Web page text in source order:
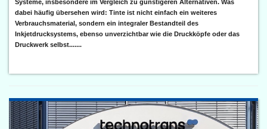
Systeme, insbesondere im Vergleich zu günstigeren Alternativen. Was
dabei häufig übersehen wird: Tinte ist nicht einfach ein weiteres
Verbrauchsmaterial, sondern ein integraler Bestandteil des
Inkjetdrucksystems, ebenso unverzichtbar wie die Druckköpfe oder das
Druckwerk selbst.......